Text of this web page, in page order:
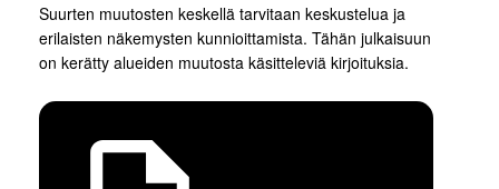
Suurten muutosten keskellä tarvitaan keskustelua ja
erilaisten näkemysten kunnioittamista. Tähän julkaisuun
on kerätty alueiden muutosta käsitteleviä kirjoituksia.